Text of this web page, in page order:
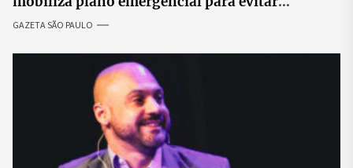
impactos no fornecimento de energia
GAZETA SÃO PAULO